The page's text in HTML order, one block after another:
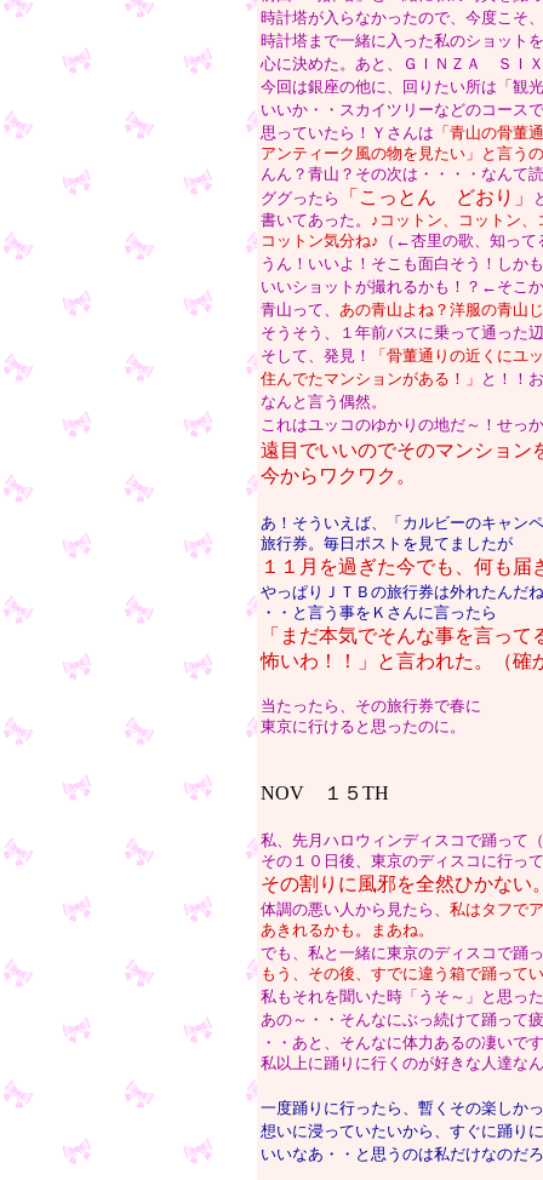
時計塔が入らなかったので、今度こそ、
時計塔まで一緒に入った私のショット
心に決めた。あと、ＧＩＮＺＡ ＳＩ
今回は銀座の他に、回りたい所は「観
いいか・・スカイツリーなどのコース
思っていたら！Ｙさんは 「青山の骨董
アンティーク風の物を見たい」と言う
んん？青山？その次は・・
・・なんて
ググったら
「こっとん どおり」
書いてあった。 ♪コットン、コットン
コットン気分ね♪ （←杏里の歌、知って
うん！いいよ！そこも面白そう！しか
いいショットが撮れるかも！？←そこ
青山って、 あの青山よね？洋服の青山
そうそう、１年前バスに乗って通った
そして、発見！
「骨董通りの近くにユ
住んでたマンションがある！」
と！！
なんと言う偶然。
これはユッコのゆかりの地だ～！せっ
遠目でいいのでそのマンション
今からワクワク。
あ！そういえば、「カルビーのキャン
旅行券。毎日ポストを見てましたが
１１月を過ぎた今でも、何も届
やっぱりＪＴＢの旅行券は外れたんだ
・・と言う事をＫさんに言ったら
「まだ本気でそんな事を言って
怖いわ！！」と言われた。（確
当たったら、その旅行券で春に
東京に行けると思ったのに。
NOV １５TH
私、先月ハロウィンディスコで踊って
その１０日後、東京のディスコに行っ
その割りに風邪を全然ひかない
体調の悪い人から見たら、 私はタフで
あきれるかも。まあね。
でも、私と一緒に東京のディスコで踊
もう、その後、すでに違う箱で踊って
私もそれを聞いた時「うそ～」と思っ
あの～・・そんなにぶっ続けて踊って
・・あと、そんなに体力あるの凄いで
私以上に踊りに行くのが好きな人達な
一度踊りに行ったら、暫くその楽しか
想いに浸っていたいから、すぐに踊り
いいなあ・・と思うのは私だけなのだ